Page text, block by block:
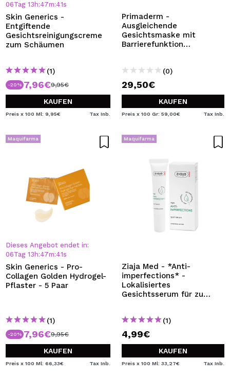
06Tag 13 h:47m:41s
Skin Generics -
Entgiftende
Gesichtsreinigungscreme
zum Schäumen
(1)
-20% 7,96€9,95€
KAUFEN
Preis x 100 Ml: 9,95€ Tax Inb.
Primaderm -
Ausgleichende
Gesichtsmaske mit
Barrierefunktion
(0)
29,50€
KAUFEN
Preis x 100 Gr: 59,00€ Tax Inb.
Maquifarma
Dieses Angebot endet in:
06Tag 13 h:47m:41s
Skin Generics - Pro-
Collagen Golden Hydrogel-
Pflaster - 5 Paar
(1)
-20% 7,96€9,95€
KAUFEN
Preis x 100 Ml: 66,33€ Tax Inb.
Maquifarma
Ziaja Med - *Anti-
imperfections* -
Lokalisiertes
Gesichtsserum für zu
(1)
4,99€
KAUFEN
Preis x 100 Ml: 33,27€ Tax Inb.